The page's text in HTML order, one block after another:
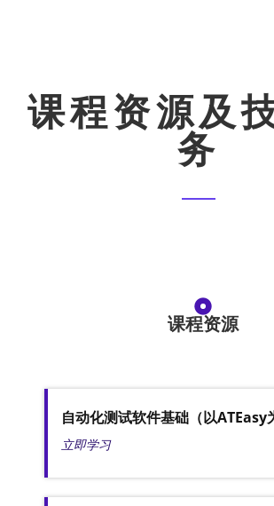
课程资源及
务
课程资源
自动化测试软件基础（以ATEasy
立即学习